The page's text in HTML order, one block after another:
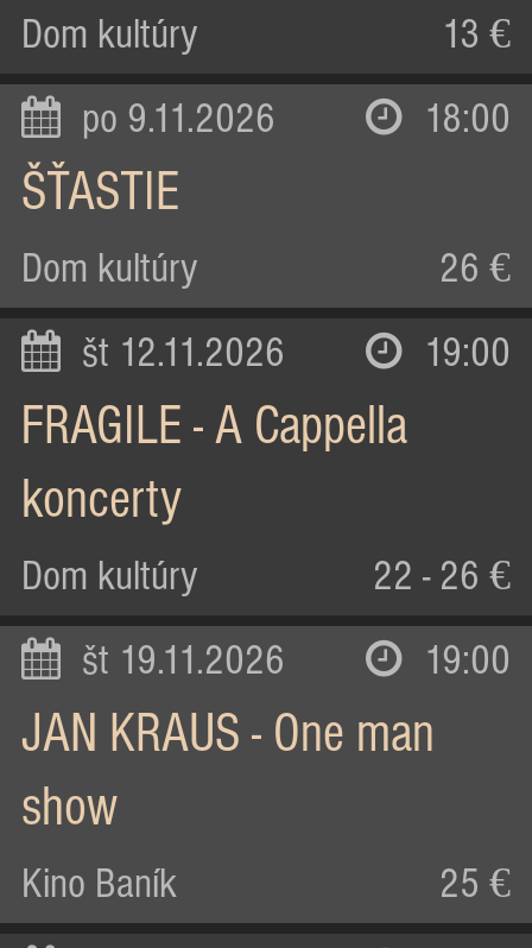
Dom kultúry 13 €
po 9.11.2026 18:00
ŠŤASTIE
Dom kultúry 26 €
št 12.11.2026 19:00
FRAGILE - A Cappella
koncerty
Dom kultúry 22 - 26 €
št 19.11.2026 19:00
JAN KRAUS - One man
show
Kino Baník 25 €